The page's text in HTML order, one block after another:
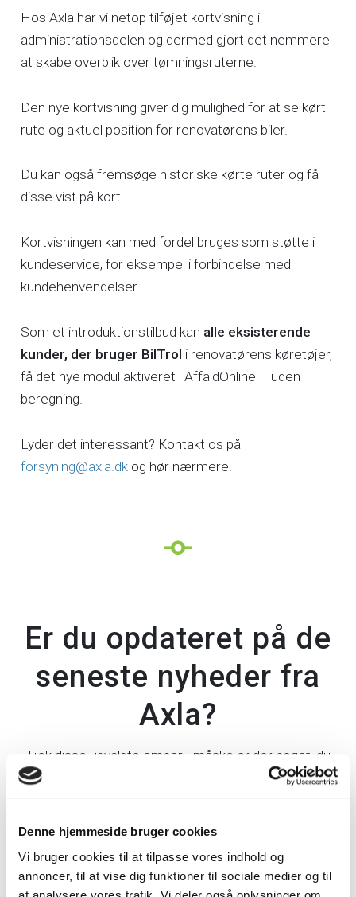
Denne hjemmeside bruger cookies
Vi bruger cookies til at tilpasse vores indhold og
annoncer, til at vise dig funktioner til sociale medier og til
Hos Axla har vi netop tilføjet kortvisning i
administrationsdelen og dermed gjort det nemmere
at skabe overblik over tømningsruterne.
Den nye kortvisning giver dig mulighed for at se kørt
rute og aktuel position for renovatørens biler.
Du kan også fremsøge historiske kørte ruter og få
disse vist på kort.
Kortvisningen kan med fordel bruges som støtte i
kundeservice, for eksempel i forbindelse med
kundehenvendelser.
Som et introduktionstilbud kan alle eksisterende
kunder, der bruger BilTrol i renovatørens køretøjer,
få det nye modul aktiveret i AffaldOnline – uden
beregning.
Lyder det interessant? Kontakt os på
forsyning@axla.dk og hør nærmere.
Er du opdateret på de
seneste nyheder fra
Axla?
Tjek disse udvalgte emner - måske er der noget, du